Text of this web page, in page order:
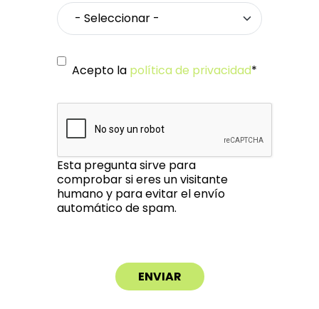
Acepto la política de privacidad*
Esta pregunta sirve para
comprobar si eres un visitante
humano y para evitar el envío
automático de spam.